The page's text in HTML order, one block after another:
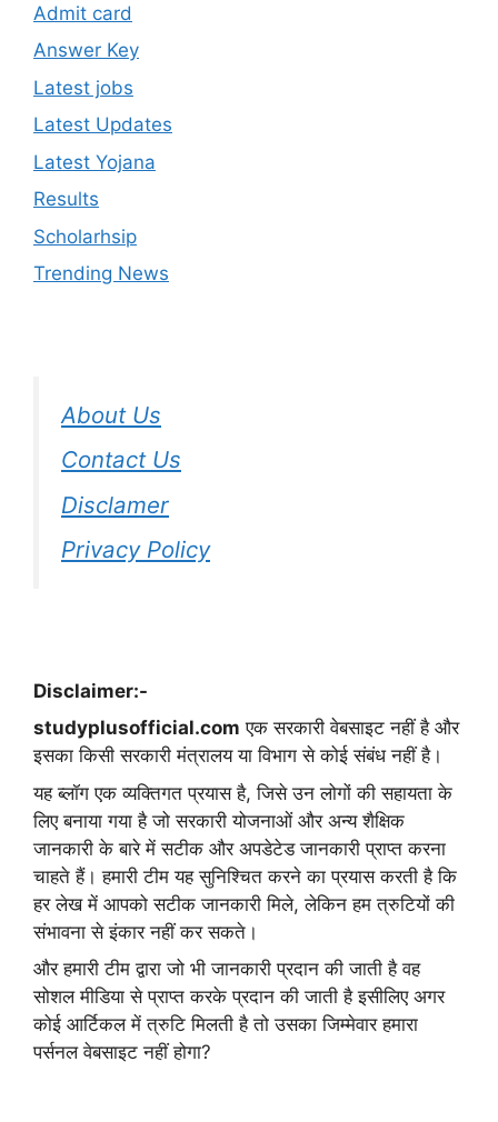
Admit card
Answer Key
Latest jobs
Latest Updates
Latest Yojana
Results
Scholarhsip
Trending News
About Us
Contact Us
Disclamer
Privacy Policy
Disclaimer:-
studyplusofficial.com एक सरकारी वेबसाइट नहीं है और
इसका किसी सरकारी मंत्रालय या विभाग से कोई संबंध नहीं है।
यह ब्लॉग एक व्यक्तिगत प्रयास है, जिसे उन लोगों की सहायता के
लिए बनाया गया है जो सरकारी योजनाओं और अन्य शैक्षिक
जानकारी के बारे में सटीक और अपडेटेड जानकारी प्राप्त करना
चाहते हैं। हमारी टीम यह सुनिश्चित करने का प्रयास करती है कि
हर लेख में आपको सटीक जानकारी मिले, लेकिन हम त्रुटियों की
संभावना से इंकार नहीं कर सकते।
और हमारी टीम द्वारा जो भी जानकारी प्रदान की जाती है वह
सोशल मीडिया से प्राप्त करके प्रदान की जाती है इसीलिए अगर
कोई आर्टिकल में त्रुटि मिलती है तो उसका जिम्मेवार हमारा
पर्सनल वेबसाइट नहीं होगा?